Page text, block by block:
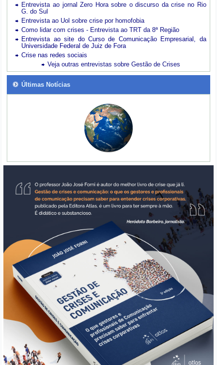
Entrevista ao jornal Zero Hora sobre o discurso da crise no Rio
G. do Sul
Entrevista ao Uol sobre crise por homofobia
Como lidar com crises - Entrevista ao TRT da 8ª Região
Entrevista ao site do Curso de Comunicação Empresarial, da
Universidade Federal de Juiz de Fora
Crise nas redes sociais
Veja outras entrevistas sobre Gestão de Crises
Últimas Notícias